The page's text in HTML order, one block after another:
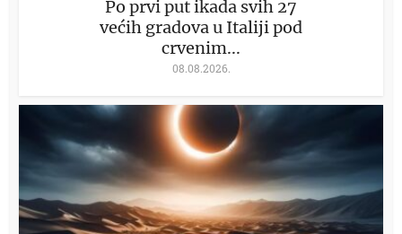
Po prvi put ikada svih 27
većih gradova u Italiji pod
crvenim...
08.08.2026.